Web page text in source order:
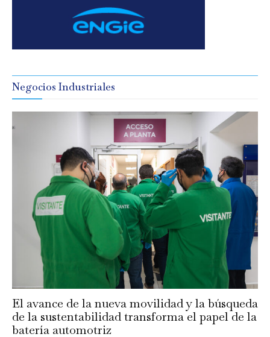
Negocios Industriales
El avance de la nueva movilidad y la búsqueda
de la sustentabilidad transforma el papel de la
batería automotriz